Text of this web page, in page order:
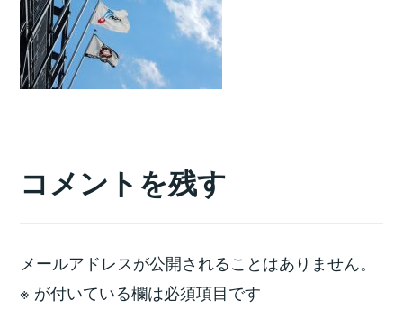
コメントを残す
メールアドレスが公開されることはありません。
※ が付いている欄は必須項目です